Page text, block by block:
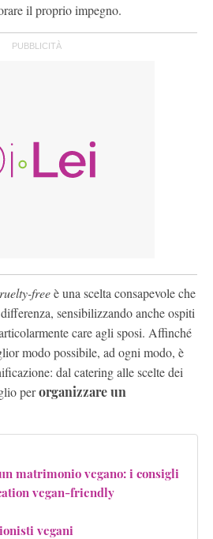
il proprio impegno.
freeè una scelta consapevole che
sensibilizzando anche ospiti
care agli sposi. Affinché
modo possibile, ad ogni modo, è
dal catering alle scelte dei
perorganizzare un
matrimonio vegano: i consigli
vegan-friendly
vegani